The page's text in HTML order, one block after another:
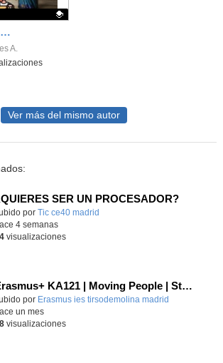
INSTRUCCIONES T5
A.
Ver más del mismo autor
SER UN PROCESADOR?
por Tic ce40 madrid
4 semanas
visualizaciones
Erasmus+ KA121 | Moving People | Student Presentation 2 | Neustadt 2024
educativo.
por Erasmus ies tirsodemolina madrid
un mes
visualizaciones